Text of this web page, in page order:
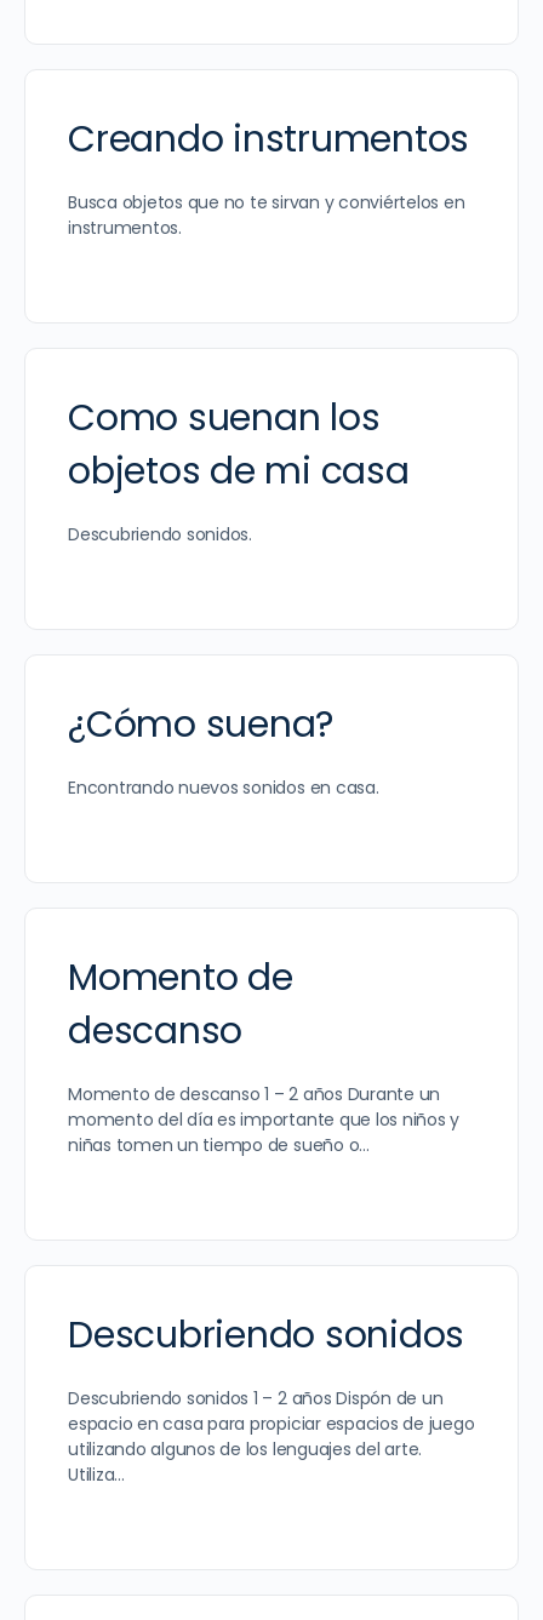
Creando instrumentos
Busca objetos que no te sirvan y conviértelos en
instrumentos.
Como suenan los
objetos de mi casa
Descubriendo sonidos.
¿Cómo suena?
Encontrando nuevos sonidos en casa.
Momento de
descanso
Momento de descanso 1 – 2 años Durante un
momento del día es importante que los niños y
niñas tomen un tiempo de sueño o…
Descubriendo sonidos
Descubriendo sonidos 1 – 2 años Dispón de un
espacio en casa para propiciar espacios de juego
utilizando algunos de los lenguajes del arte.
Utiliza…